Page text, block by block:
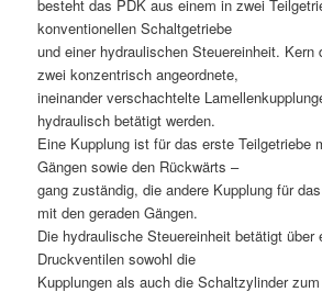
besteht das PDK aus einem in zwei
konventionellen Schaltgetriebe
und einer hydraulischen Steuereinheit. Kern
zwei konzentrisch angeordnete,
ineinander verschachtelte
hydraulisch betätigt werden.
Eine Kupplung ist für das erste Teilgetriebe
Gängen sowie den Rückwärts –
gang zuständig, die andere Kupplung für
mit den geraden Gängen.
Die hydraulische Steuereinheit betätigt über
Druckventilen sowohl die
Kupplungen als auch die Schaltzylinder